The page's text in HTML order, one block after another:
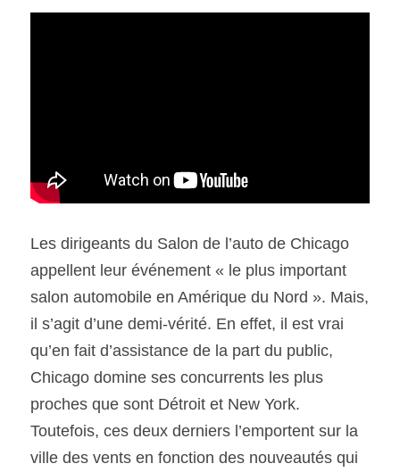
Les dirigeants du Salon de l’auto de Chicago
appellent leur événement « le plus important
salon automobile en Amérique du Nord ». Mais,
il s’agit d’une demi-vérité. En effet, il est vrai
qu’en fait d’assistance de la part du public,
Chicago domine ses concurrents les plus
proches que sont Détroit et New York.
Toutefois, ces deux derniers l’emportent sur la
ville des vents en fonction des nouveautés qui